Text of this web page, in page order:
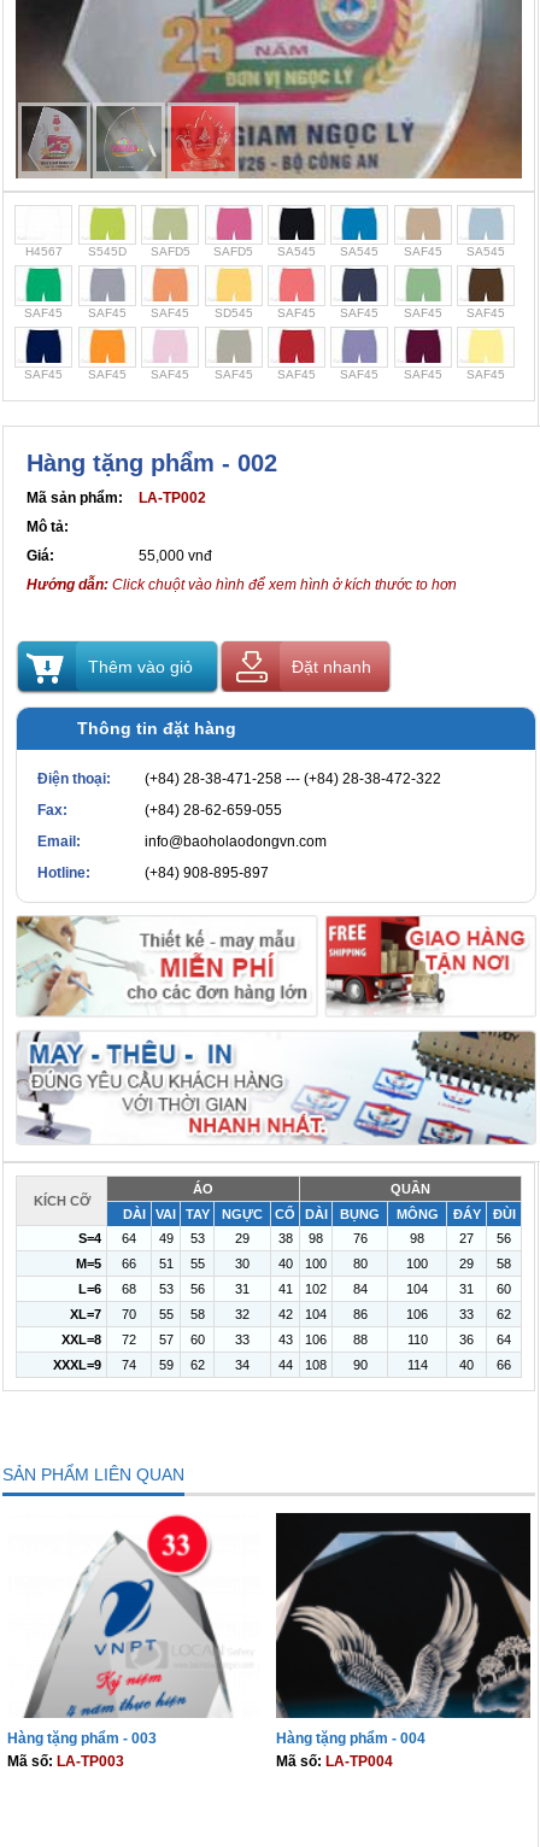
H4567 S545D SAFD5 SAFD5 SA545 SA545 SAF45 SA545
SAF45 SAF45 SAF45 SD545 SAF45 SAF45 SAF45 SAF45
SAF45 SAF45 SAF45 SAF45 SAF45 SAF45 SAF45 SAF45
Hàng tặng phẩm - 002
Mã sản phẩm:
LA-TP002
Mô tả:
Giá:
55,000 vnđ
Hướng dẫn: Click chuột vào hình để xem hình ở kích thước to hơn
Thêm vào giỏ Đặt nhanh
Thông tin đặt hàng
Điện thoại:
(+84) 28-38-471-258 --- (+84) 28-38-472-322
Fax:
(+84) 28-62-659-055
Email:
info@baoholaodongvn.com
Hotline:
(+84) 908-895-897
KÍCH CỠ
ÁO
QUẦN
DÀI
VAI TAY NGỰC CỔ DÀI BỤNG MÔNG ĐÁY
ĐÙI
S=4
64 49 53 29 38 98 76 98 27
56
M=5
66 51 55 30 40 100 80 100 29
58
L=6
68 53 56 31 41 102 84 104 31
60
XL=7
70 55 58 32 42 104 86 106 33
62
XXL=8
72 57 60 33 43 106 88 110 36
64
XXXL=9
74 59 62 34 44 108 90 114 40 66
SẢN PHẨM LIÊN QUAN
Hàng tặng phẩm - 003
Mã số: LA-TP003
Hàng tặng phẩm - 004
Mã số: LA-TP004
Cọc giao thông, rào chắn công trình
Bình chữa cháy, cứu hỏa
Chính sách bảo mật thông tin